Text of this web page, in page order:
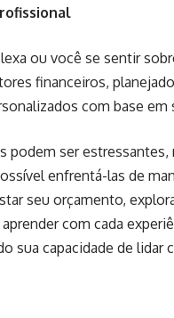
ou você se sentir
financeiros,
com base em
podem ser
enfrentá-las de
seu orçamento,
com cada
sua capacidade de